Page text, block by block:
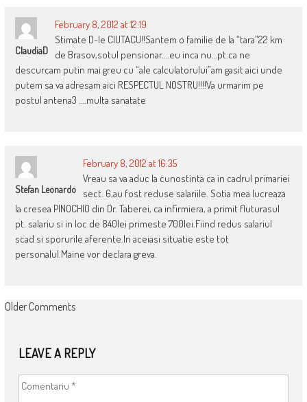
ClaudiaD
February 8, 2012 at 12:19
Stimate D-le CIUTACU!!Santem o familie de la “tara”22 km
de Brasov,sotul pensionar….eu inca nu…pt.ca ne
descurcam putin mai greu cu “ale calculatorului”am gasit aici unde
putem sa va adresam aici RESPECTUL NOSTRU!!!!Va urmarim pe
postul antena3 ….multa sanatate
Stefan Leonardo
February 8, 2012 at 16:35
Vreau sa va aduc la cunostinta ca in cadrul primariei
sect. 6,au fost reduse salariile. Sotia mea lucreaza
la cresea PINOCHIO din Dr. Taberei, ca infirmiera, a primit fluturasul
pt. salariu si in loc de 840lei primeste 700lei.Fiind redus salariul
scad si sporurile aferente.In aceiasi situatie este tot
personalul.Maine vor declara greva.
COMMENT
Older Comments
LEAVE A REPLY